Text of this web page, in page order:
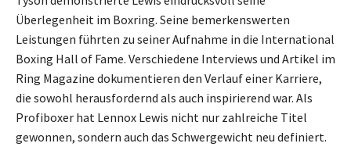
Überlegenheit im Boxring. Seine bemerkenswerten
Leistungen führten zu seiner Aufnahme in die International
Boxing Hall of Fame. Verschiedene Interviews und Artikel im
Ring Magazine dokumentieren den Verlauf einer Karriere,
die sowohl herausfordernd als auch inspirierend war. Als
Profiboxer hat Lennox Lewis nicht nur zahlreiche Titel
gewonnen, sondern auch das Schwergewicht neu definiert.